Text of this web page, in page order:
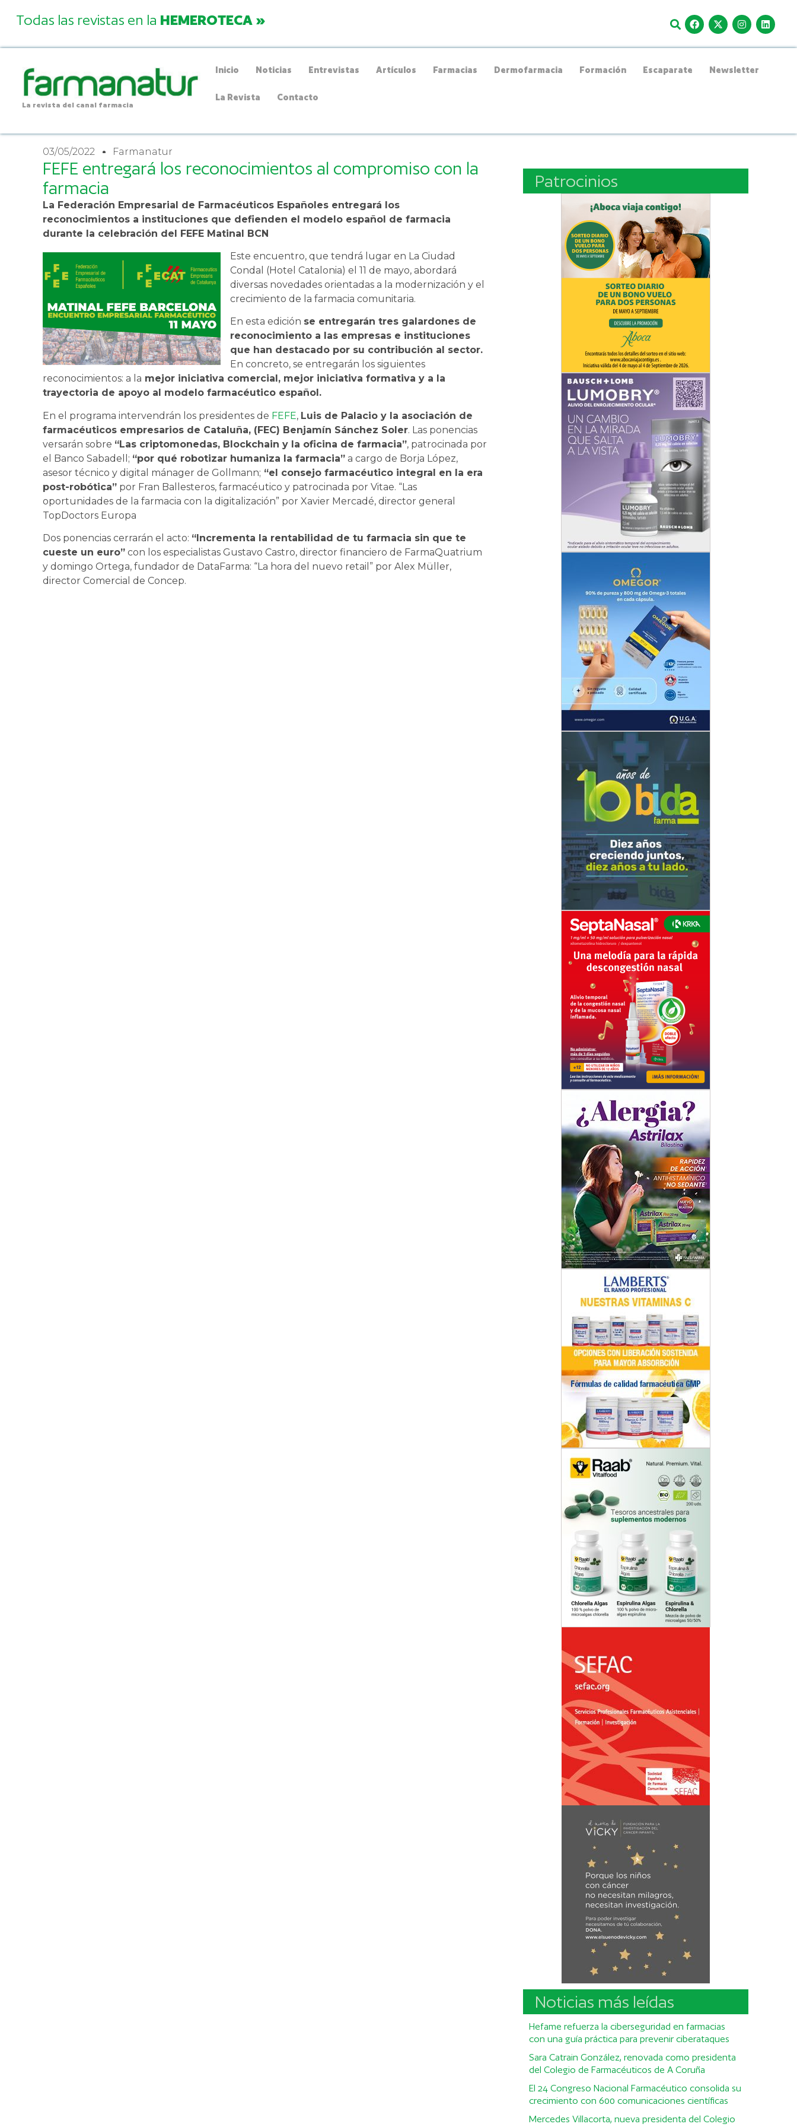
Todas las revistas en la HEMEROTECA »
La revista del canal farmacia
Inicio Noticias Entrevistas Artículos Farmacias Dermofarmacia Formación Escaparate Newsletter
La Revista Contacto
03/05/2022 Farmanatur
FEFE entregará los reconocimientos al compromiso con la
farmacia
La Federación Empresarial de Farmacéuticos Españoles entregará los
reconocimientos a instituciones que defienden el modelo español de farmacia
durante la celebración del FEFE Matinal BCN
Este encuentro, que tendrá lugar en La Ciudad
Condal (Hotel Catalonia) el 11 de mayo, abordará
diversas novedades orientadas a la modernización y el
crecimiento de la farmacia comunitaria.
En esta edición se entregarán tres galardones de
reconocimiento a las empresas e instituciones
que han destacado por su contribución al sector.
En concreto, se entregarán los siguientes
reconocimientos: a la mejor iniciativa comercial, mejor iniciativa formativa y a la
trayectoria de apoyo al modelo farmacéutico español.
En el programa intervendrán los presidentes de FEFE, Luis de Palacio y la asociación de
farmacéuticos empresarios de Cataluña, (FEC) Benjamín Sánchez Soler. Las ponencias
versarán sobre “Las criptomonedas, Blockchain y la oficina de farmacia”, patrocinada por
el Banco Sabadell; “por qué robotizar humaniza la farmacia” a cargo de Borja López,
asesor técnico y digital mánager de Gollmann; “el consejo farmacéutico integral en la era
post-robótica” por Fran Ballesteros, farmacéutico y patrocinada por Vitae. “Las
oportunidades de la farmacia con la digitalización” por Xavier Mercadé, director general
TopDoctors Europa
Dos ponencias cerrarán el acto: “Incrementa la rentabilidad de tu farmacia sin que te
cueste un euro” con los especialistas Gustavo Castro, director financiero de FarmaQuatrium
y domingo Ortega, fundador de DataFarma: “La hora del nuevo retail” por Alex Müller,
director Comercial de Concep.
Patrocinios
Noticias más leídas
Hefame refuerza la ciberseguridad en farmacias
con una guía práctica para prevenir ciberataques
Sara Catrain González, renovada como presidenta
del Colegio de Farmacéuticos de A Coruña
El 24 Congreso Nacional Farmacéutico consolida su
crecimiento con 600 comunicaciones científicas
Mercedes Villacorta, nueva presidenta del Colegio